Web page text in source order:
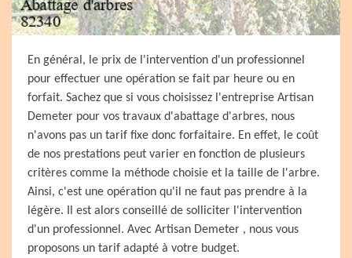
En général, le prix de l'intervention d'un professionnel
pour effectuer une opération se fait par heure ou en
forfait. Sachez que si vous choisissez l'entreprise Artisan
Demeter pour vos travaux d'abattage d'arbres, nous
n'avons pas un tarif fixe donc forfaitaire. En effet, le coût
de nos prestations peut varier en fonction de plusieurs
critères comme la méthode choisie et la taille de l'arbre.
Ainsi, c'est une opération qu'il ne faut pas prendre à la
légère. Il est alors conseillé de solliciter l'intervention
d'un professionnel. Avec Artisan Demeter , nous vous
proposons un tarif adapté à votre budget.